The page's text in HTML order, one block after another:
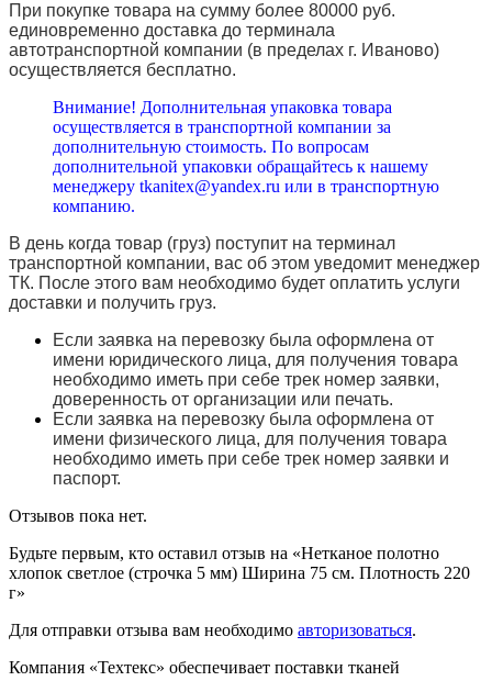
При покупке товара на сумму более 80000 руб.
единовременно доставка до терминала
автотранспортной компании (в пределах г. Иваново)
осуществляется бесплатно.
Внимание! Дополнительная упаковка товара
осуществляется в транспортной компании за
дополнительную стоимость. По вопросам
дополнительной упаковки обращайтесь к нашему
менеджеру tkanitex@yandex.ru или в транспортную
компанию.
В день когда товар (груз) поступит на терминал
транспортной компании, вас об этом уведомит менеджер
ТК. После этого вам необходимо будет оплатить услуги
доставки и получить груз.
Если заявка на перевозку была оформлена от
имени юридического лица, для получения товара
необходимо иметь при себе трек номер заявки,
доверенность от организации или печать.
Если заявка на перевозку была оформлена от
имени физического лица, для получения товара
необходимо иметь при себе трек номер заявки и
паспорт.
Отзывов пока нет.
Будьте первым, кто оставил отзыв на «Нетканое полотно
хлопок светлое (строчка 5 мм) Ширина 75 см. Плотность 220
г»
Для отправки отзыва вам необходимо авторизоваться.
Компания «Техтекс» обеспечивает поставки тканей